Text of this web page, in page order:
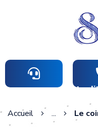
Accueil ...